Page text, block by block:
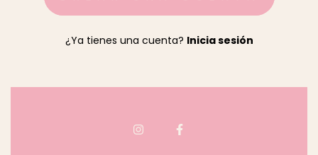
¿Ya tienes una cuenta? Inicia sesión